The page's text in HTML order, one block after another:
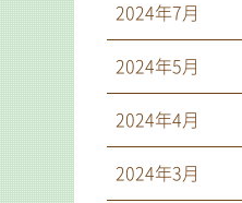
2024年7月
2024年5月
2024年4月
2024年3月